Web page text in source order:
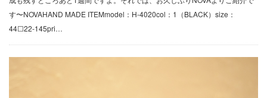
す〜NOVAHAND MADE ITEMmodel：H-4020col：1（BLACK）size：
44☐22-145pri…